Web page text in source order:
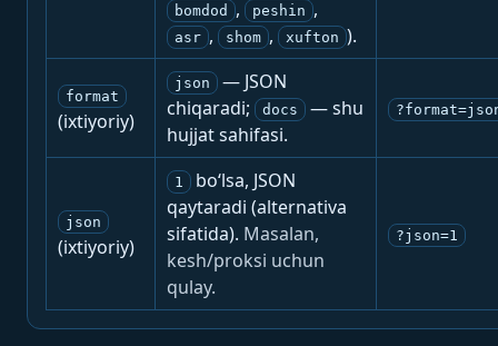
bomdod , peshin ,
asr , shom , xufton ).
format
(ixtiyoriy)
json
— JSON
chiqaradi;
docs
— shu
hujjat sahifasi.
json
(ixtiyoriy)
1
bo‘lsa, JSON
qaytaradi (alternativa
sifatida). Masalan,
kesh/proksi uchun
qulay.
?json=1